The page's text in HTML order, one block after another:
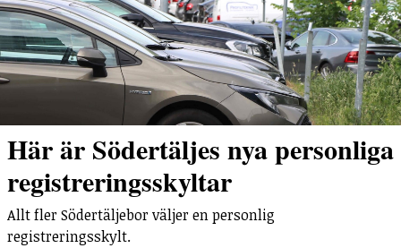
Här är Södertäljes nya personliga
registreringsskyltar
Allt fler Södertäljebor väljer en personlig
registreringsskylt.